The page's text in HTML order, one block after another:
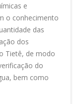
e
o conhecimento
das
dos
Tietê, de modo
do
bem como